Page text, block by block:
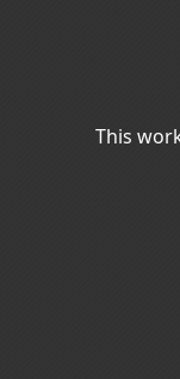
This